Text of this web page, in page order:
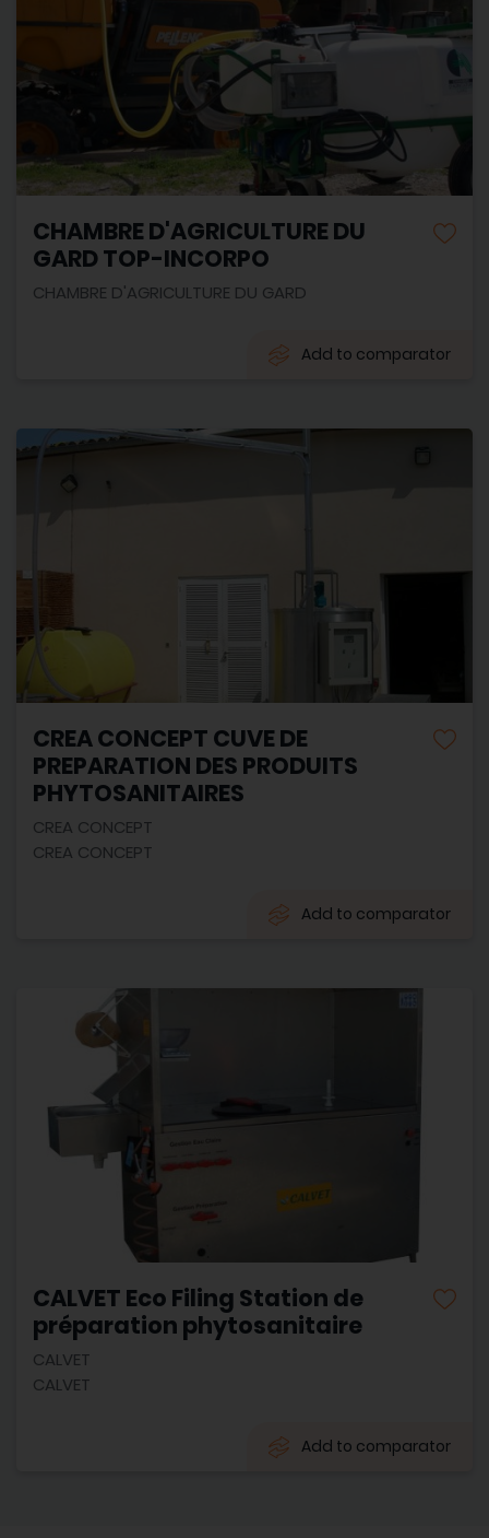
CHAMBRE D'AGRICULTURE DU
GARD TOP-INCORPO
CHAMBRE D'AGRICULTURE DU GARD
Add to comparator
CREA CONCEPT CUVE DE
PREPARATION DES PRODUITS
PHYTOSANITAIRES
CREA CONCEPT
CREA CONCEPT
Add to comparator
CALVET Eco Filing Station de
préparation phytosanitaire
CALVET
CALVET
Add to comparator